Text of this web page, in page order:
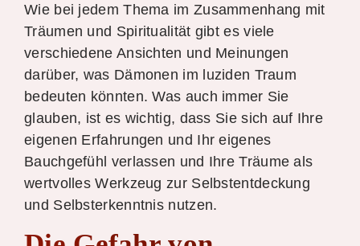
Wie bei jedem Thema im Zusammenhang mit
Träumen und Spiritualität gibt es viele
verschiedene Ansichten und Meinungen
darüber, was Dämonen im luziden Traum
bedeuten könnten. Was auch immer Sie
glauben, ist es wichtig, dass Sie sich auf Ihre
eigenen Erfahrungen und Ihr eigenes
Bauchgefühl verlassen und Ihre Träume als
wertvolles Werkzeug zur Selbstentdeckung
und Selbsterkenntnis nutzen.